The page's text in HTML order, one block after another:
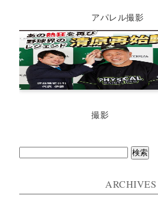
アパレル撮影
撮影
ARCHIVES